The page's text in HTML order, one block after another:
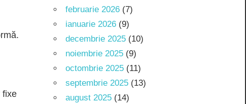
fixe
februarie 2026(7)
ianuarie 2026(9)
decembrie 2025(10)
noiembrie 2025(9)
octombrie 2025(11)
septembrie 2025(13)
august 2025(14)